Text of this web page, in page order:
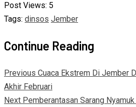
Post Views: 5
Tags: dinsos Jember
Continue Reading
Previous Cuaca Ekstrem Di Jember
Akhir Februari
Next Pemberantasan Sarang